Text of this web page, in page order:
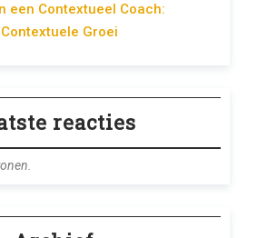
een Contextueel Coach:
Groei
reacties